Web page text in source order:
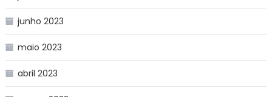
junho 2023
maio 2023
abril 2023